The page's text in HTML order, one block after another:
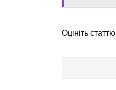
Оцініть статтю